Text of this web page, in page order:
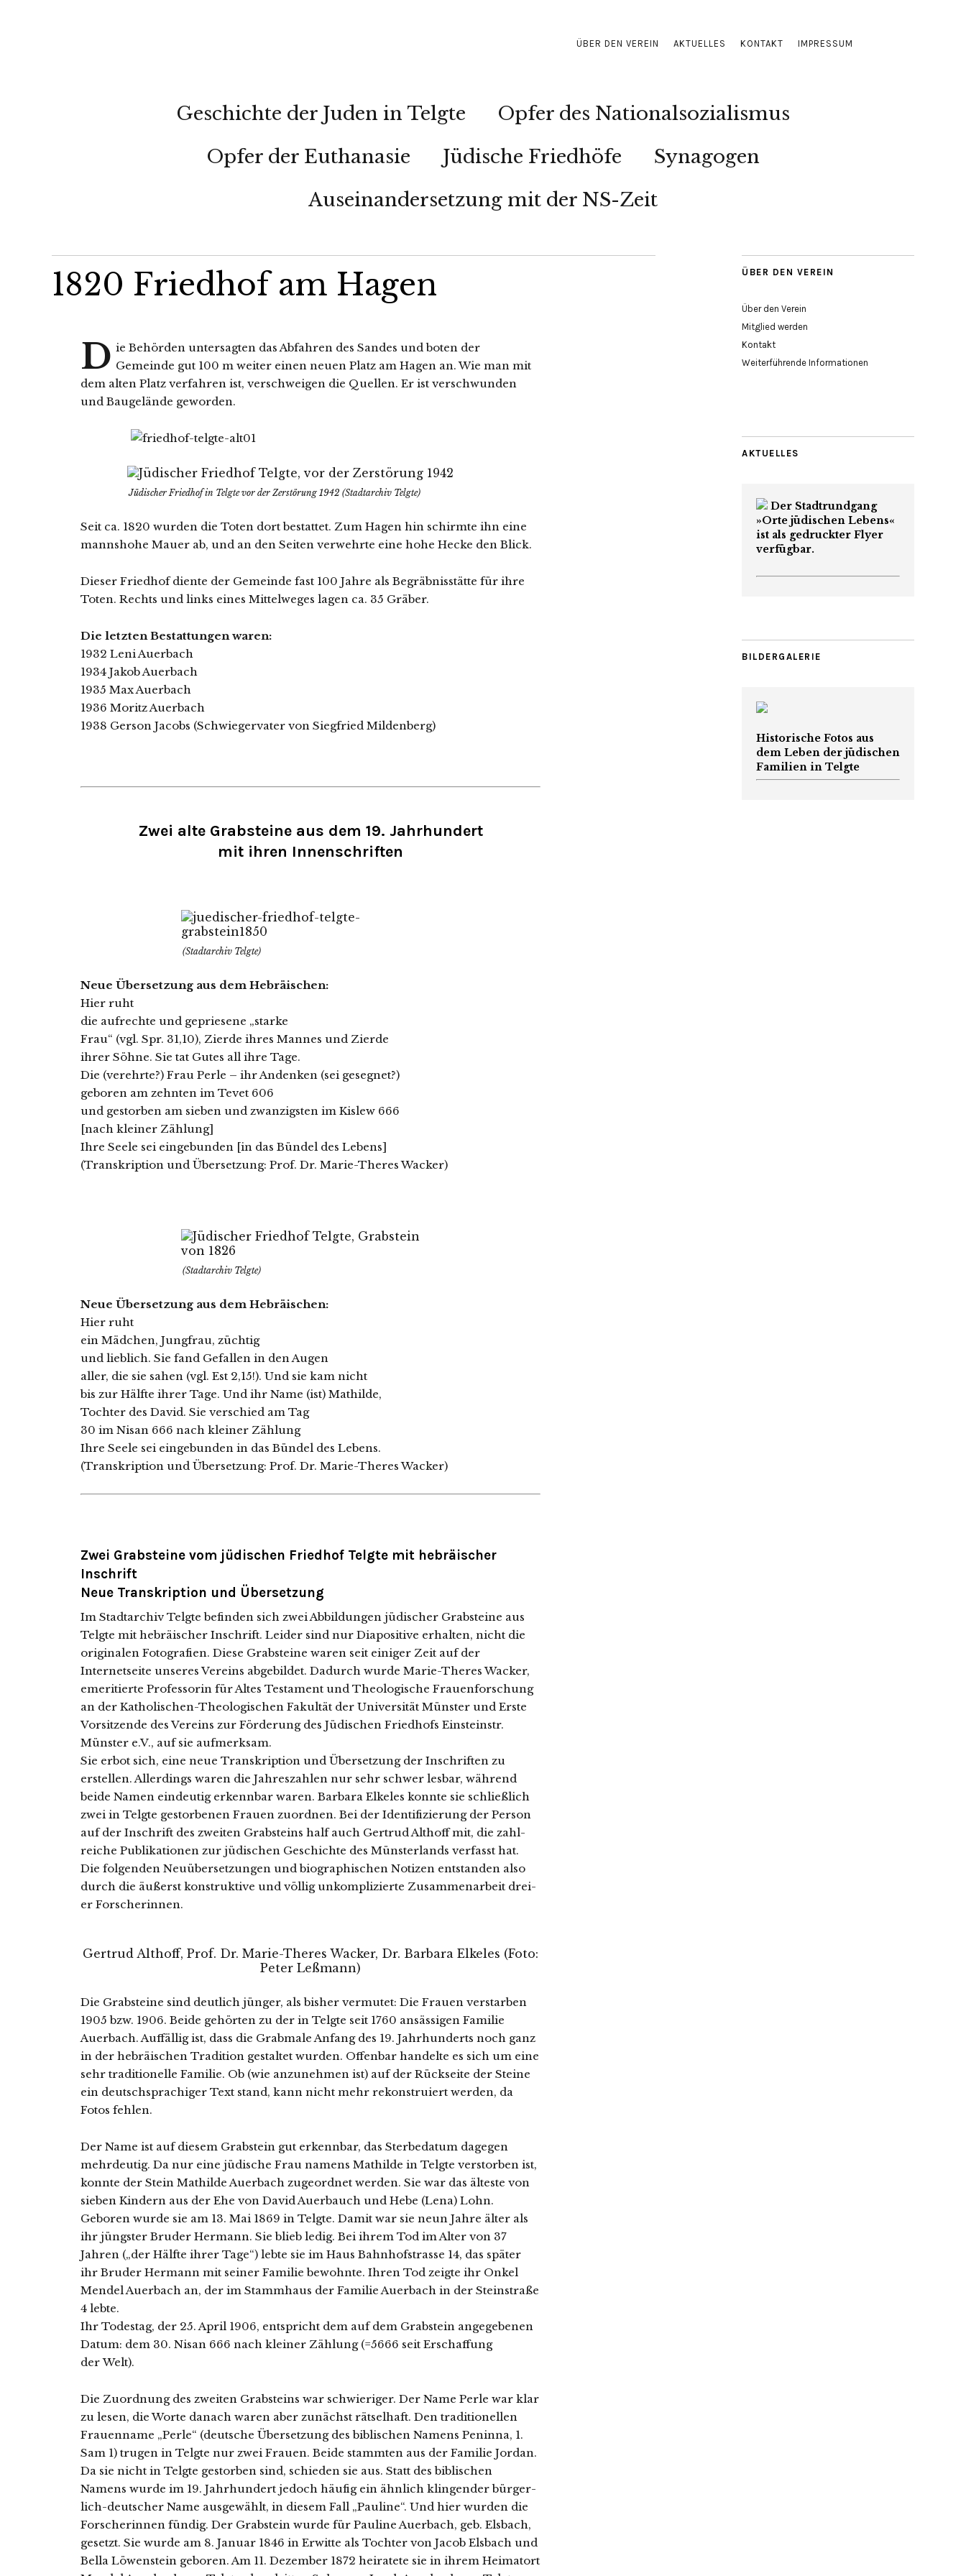
ÜBER DEN VEREIN AKTUELLES KONTAKT IMPRESSUM
Geschichte der Juden in Telgte
Opfer des Nationalsozialismus
Opfer der Euthanasie
Jüdische Friedhöfe
Synagogen
Auseinandersetzung mit der NS-Zeit
1820 Friedhof am Hagen
D ie Behörden unter­sag­ten das Abfahren des Sandes und boten der
Gemeinde gut 100 m wei­ter einen neu­en Platz am Hagen an. Wie man mit
dem alten Platz ver­fah­ren ist, ver­schwei­gen die Quellen. Er ist ver­schwun­den
und Baugelände geworden.
Jüdischer Friedhof in Telgte vor der Zerstörung 1942 (Stadtarchiv Telgte)
Seit ca. 1820 wur­den die Toten dort bestat­tet. Zum Hagen hin schirm­te ihn eine
manns­ho­he Mauer ab, und an den Seiten ver­wehr­te eine hohe Hecke den Blick.
Dieser Friedhof dien­te der Gemeinde fast 100 Jahre als Begräbnisstätte für ihre
Toten. Rechts und links eines Mittelweges lagen ca. 35 Gräber.
Die letz­ten Bestattungen waren:
1932 Leni Auerbach
1934 Jakob Auerbach
1935 Max Auerbach
1936 Moritz Auerbach
1938 Gerson Jacobs (Schwiegervater von Siegfried Mildenberg)
Zwei alte Grabsteine aus dem 19. Jahrhundert
mit ihren Innenschriften
(Stadtarchiv Telgte)
Neue Übersetzung aus dem Hebräischen:
Hier ruht
die auf­rech­te und geprie­se­ne „star­ke
Frau“ (vgl. Spr. 31,10), Zierde ihres Mannes und Zierde
ihrer Söhne. Sie tat Gutes all ihre Tage.
Die (ver­ehr­te?) Frau Perle – ihr Andenken (sei geseg­net?)
gebo­ren am zehn­ten im Tevet 606
und gestor­ben am sie­ben und zwan­zigs­ten im Kislew 666
[nach klei­ner Zählung]
Ihre Seele sei ein­ge­bun­den [in das Bündel des Lebens]
(Transkription und Übersetzung: Prof. Dr. Marie-Theres Wacker)
(Stadtarchiv Telgte)
Neue Übersetzung aus dem Hebräischen:
Hier ruht
ein Mädchen, Jungfrau, züch­tig
und lieb­lich. Sie fand Gefallen in den Augen
aller, die sie sahen (vgl. Est 2,15!). Und sie kam nicht
bis zur Hälfte ihrer Tage. Und ihr Name (ist) Mathilde,
Tochter des David. Sie ver­schied am Tag
30 im Nisan 666 nach klei­ner Zählung
Ihre Seele sei ein­ge­bun­den in das Bündel des Lebens.
(Transkription und Übersetzung: Prof. Dr. Marie-Theres Wacker)
Zwei Grabsteine vom jüdischen Friedhof Telgte mit hebräischer
Inschrift
Neue Transkription und Übersetzung
Im Stadtarchiv Telgte befin­den sich zwei Abbildungen jüdi­scher Grabsteine aus
Telgte mit hebräi­scher Inschrift. Leider sind nur Diapositive erhal­ten, nicht die
ori­gi­na­len Fotografien. Diese Grabsteine waren seit eini­ger Zeit auf der
Internetseite unse­res Vereins abge­bil­det. Dadurch wur­de Marie-Theres Wacker,
eme­ri­tier­te Professorin für Altes Testament und Theologische Frauenforschung
an der Katholischen-Theologischen Fakultät der Universität Münster und Erste
Vorsitzende des Vereins zur Förderung des Jüdischen Friedhofs Einsteinstr.
Münster e.V., auf sie auf­merk­sam.
Sie erbot sich, eine neue Transkription und Übersetzung der Inschriften zu
erstel­len. Allerdings waren die Jahreszahlen nur sehr schwer les­bar, wäh­rend
bei­de Namen ein­deu­tig erkenn­bar waren. Barbara Elkeles konn­te sie schließ­lich
zwei in Telgte gestor­be­nen Frauen zuord­nen. Bei der Identifizierung der Person
auf der Inschrift des zwei­ten Grabsteins half auch Gertrud Althoff mit, die zahl­
rei­che Publikationen zur jüdi­schen Geschichte des Münsterlands ver­fasst hat.
Die fol­gen­den Neuübersetzungen und bio­gra­phi­schen Notizen ent­stan­den also
durch die äußerst kon­struk­ti­ve und völ­lig unkom­pli­zier­te Zusammenarbeit drei­
er Forscherinnen.
Gertrud Althoff, Prof. Dr. Marie-Theres Wacker, Dr. Barbara Elkeles (Foto:
Peter Leßmann)
Die Grabsteine sind deut­lich jün­ger, als bis­her ver­mu­tet: Die Frauen ver­star­ben
1905 bzw. 1906. Beide gehör­ten zu der in Telgte seit 1760 ansäs­si­gen Familie
Auerbach. Auffällig ist, dass die Grabmale Anfang des 19. Jahrhunderts noch ganz
in der hebräi­schen Tradition gestal­tet wur­den. Offenbar han­del­te es sich um eine
sehr tra­di­tio­nel­le Familie. Ob (wie anzu­neh­men ist) auf der Rückseite der Steine
ein deutsch­spra­chi­ger Text stand, kann nicht mehr rekon­stru­iert wer­den, da
Fotos fehlen.
Der Name ist auf die­sem Grabstein gut erkenn­bar, das Sterbedatum dage­gen
mehr­deu­tig. Da nur eine jüdi­sche Frau namens Mathilde in Telgte ver­stor­ben ist,
konn­te der Stein Mathilde Auerbach zuge­ord­net wer­den. Sie war das ältes­te von
sie­ben Kindern aus der Ehe von David Auerbauch und Hebe (Lena) Lohn.
Geboren wur­de sie am 13. Mai 1869 in Telgte. Damit war sie neun Jahre älter als
ihr jüngs­ter Bruder Hermann. Sie blieb ledig. Bei ihrem Tod im Alter von 37
Jahren („der Hälfte ihrer Tage“) leb­te sie im Haus Bahnhofstrasse 14, das spä­ter
ihr Bruder Hermann mit sei­ner Familie bewohn­te. Ihren Tod zeig­te ihr Onkel
Mendel Auerbach an, der im Stammhaus der Familie Auerbach in der Steinstraße
4 leb­te.
Ihr Todestag, der 25. April 1906, ent­spricht dem auf dem Grabstein ange­ge­be­nen
Datum: dem 30. Nisan 666 nach klei­ner Zählung (=5666 seit Erschaffung
der Welt).
Die Zuordnung des zwei­ten Grabsteins war schwie­ri­ger. Der Name Perle war klar
zu lesen, die Worte danach waren aber zunächst rät­sel­haft. Den tra­di­tio­nel­len
Frauenname „Perle“ (deut­sche Übersetzung des bibli­schen Namens Peninna, 1.
Sam 1) tru­gen in Telgte nur zwei Frauen. Beide stamm­ten aus der Familie Jordan.
Da sie nicht in Telgte gestor­ben sind, schie­den sie aus. Statt des bibli­schen
Namens wur­de im 19. Jahrhundert jedoch häu­fig ein ähn­lich klin­gen­der bür­ger­
lich-deut­scher Name aus­ge­wählt, in die­sem Fall „Pauline“. Und hier wur­den die
Forscherinnen fün­dig. Der Grabstein wur­de für Pauline Auerbach, geb. Elsbach,
gesetzt. Sie wur­de am 8. Januar 1846 in Erwitte als Tochter von Jacob Elsbach und
Bella Löwenstein gebo­ren. Am 11. Dezember 1872 hei­ra­te­te sie in ihrem Heimatort
ÜBER DEN VEREIN
Über den Verein
Mitglied werden
Kontakt
Weiterführende Informationen
AKTUELLES
Der Stadtrundgang
»Orte jüdischen Lebens«
ist als gedruckter Flyer
verfügbar.
BILDERGALERIE
Historische Fotos aus
dem Leben der jüdischen
Familien in Telgte